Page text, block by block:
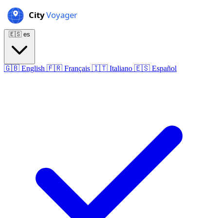
🇪🇸 es
🇬🇧 English 🇫🇷 Français 🇮🇹 Italiano 🇪🇸 Español